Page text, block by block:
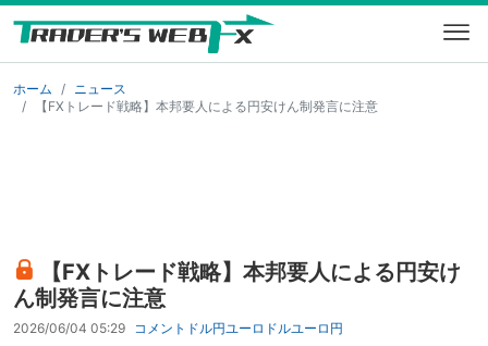
ホーム
ニュース
【FXトレード戦略】本邦要人による円安けん制発言に注意
【FXトレード戦略】本邦要人による円安け
ん制発言に注意
2026/06/04 05:29 コメント ドル円ユーロドルユーロ円